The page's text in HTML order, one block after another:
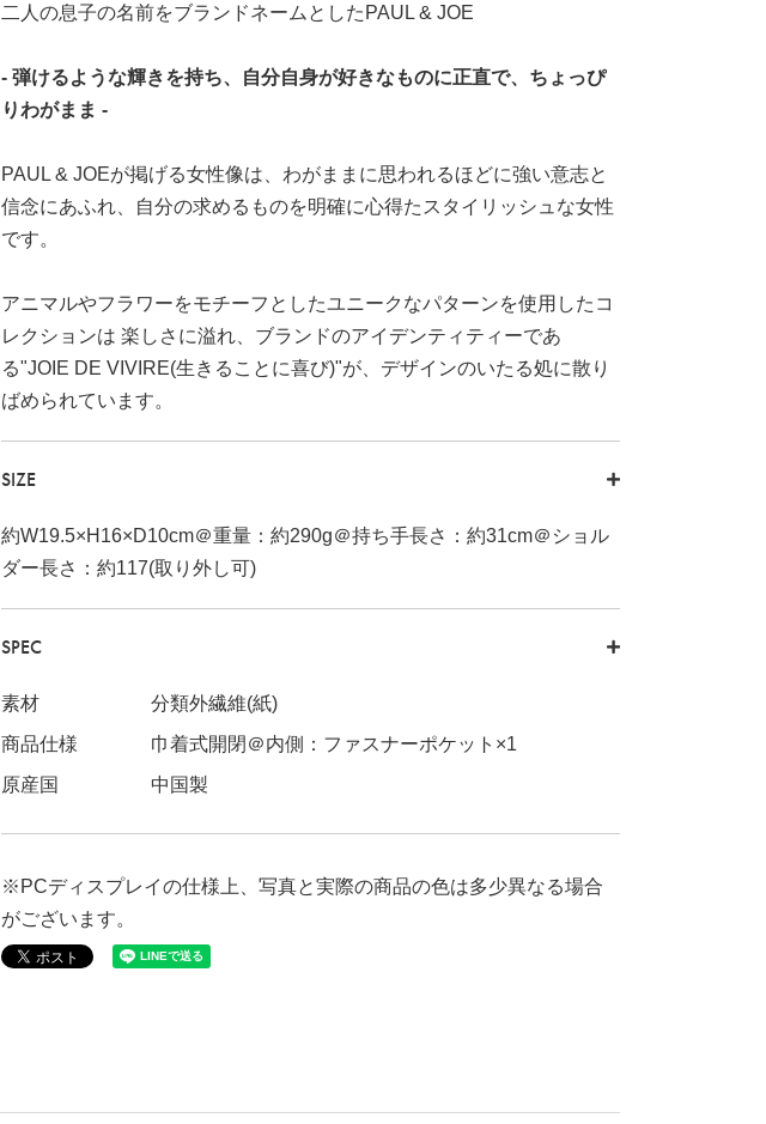
二人の息子の名前をブランドネームとしたPAUL & JOE
- 弾けるような輝きを持ち、自分自身が好きなものに正直で、ちょっぴ
りわがまま -
PAUL & JOEが掲げる女性像は、わがままに思われるほどに強い意志と
信念にあふれ、自分の求めるものを明確に心得たスタイリッシュな女性
です。
アニマルやフラワーをモチーフとしたユニークなパターンを使用したコ
レクションは 楽しさに溢れ、ブランドのアイデンティティーであ
る"JOIE DE VIVIRE(生きることに喜び)"が、デザインのいたる処に散り
ばめられています。
SIZE
約W19.5×H16×D10cm＠重量：約290g＠持ち手長さ：約31cm＠ショル
ダー長さ：約117(取り外し可)
SPEC
素材
分類外繊維(紙)
商品仕様
巾着式開閉＠内側：ファスナーポケット×1
原産国
中国製
※PCディスプレイの仕様上、写真と実際の商品の色は多少異なる場合
がございます。